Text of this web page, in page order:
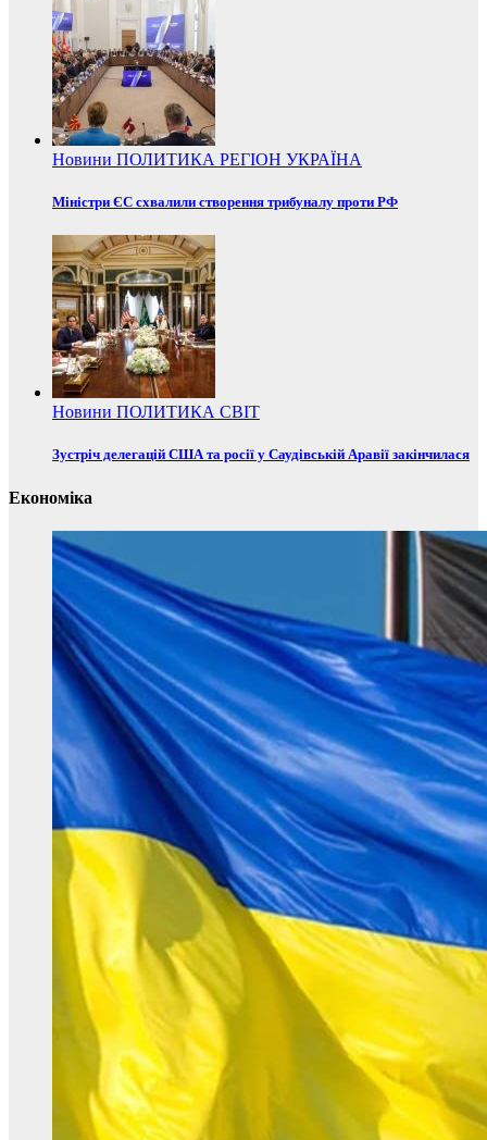
Новини ПОЛИТИКА РЕГІОН УКРАЇНА
Міністри ЄС схвалили створення трибуналу проти РФ
Новини ПОЛИТИКА СВІТ
Зустріч делегацій США та росії у Саудівській Аравії закінчилася
Економіка